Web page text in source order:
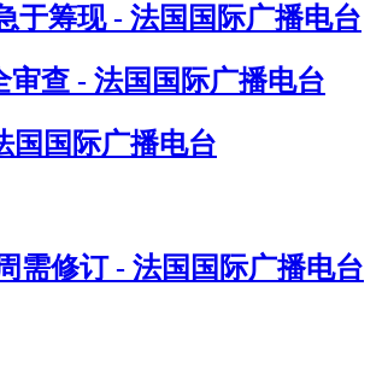
于筹现 - 法国国际广播电台
查 - 法国国际广播电台
国国际广播电台
需修订 - 法国国际广播电台